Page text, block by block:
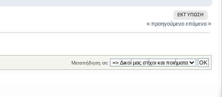
ΕΚΤΎΠΩΣΗ
« προηγούμενο επόμενο »
Μεταπήδηση σε: